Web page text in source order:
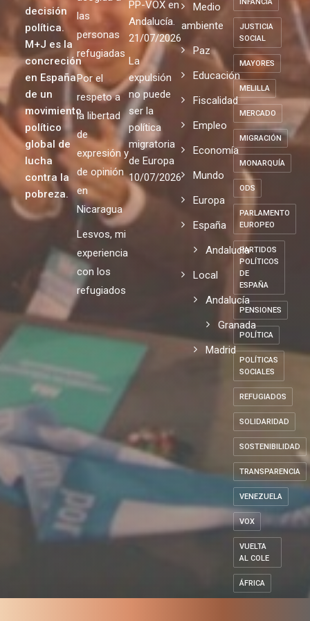
decisión
política.
M+J es la
concreción
en España
de un
movimiento
político
global de
lucha
contra la
pobreza.
las
personas
refugiadas
Por el
respeto a
la libertad
de
expresión y
de opinión
en
Nicaragua
Lesvos, mi
experiencia
con los
refugiados
PP-VOX en
Andalucía.
21/07/2026
La
expulsión
no puede
ser la
política
migratoria
de Europa
10/07/2026
Medio
ambiente
Paz
Educación
Fiscalidad
Empleo
Economía
Mundo
Europa
España
Andalucia
Local
Andalucía
Granada
Madrid
JUSTICIA
SOCIAL
MAYORES
MELILLA
MERCADO
MIGRACIÓN
MONARQUÍA
ODS
PARLAMENTO
EUROPEO
PARTIDOS
POLÍTICOS
DE
ESPAÑA
PENSIONES
POLÍTICA
POLÍTICAS
SOCIALES
REFUGIADOS
SOLIDARIDAD
SOSTENIBILIDAD
TRANSPARENCIA
VENEZUELA
VOX
VUELTA
AL COLE
ÁFRICA